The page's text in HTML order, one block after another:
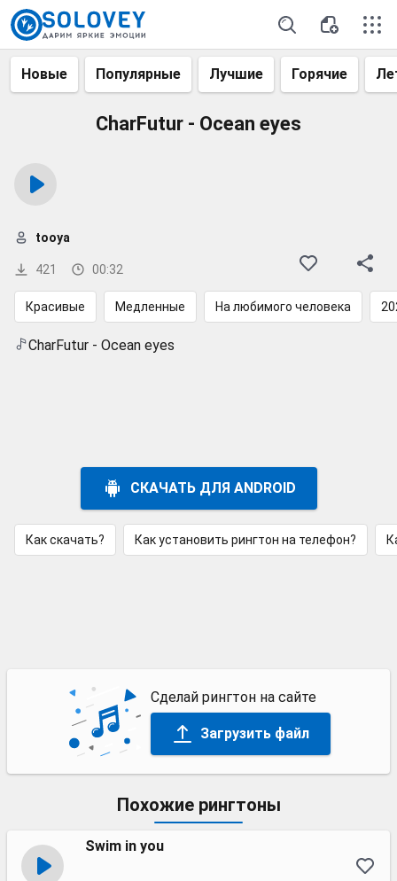
Новые Популярные Лучшие Горячие
CharFutur - Ocean eyes
421 00:32
tooya
Красивые Медленные На любимого человека
CharFutur - Ocean eyes
СКАЧАТЬ ДЛЯ ANDROID
Как скачать? Как установить рингтон на телефон?
Сделай рингтон на сайте
Загрузить файл
Похожие рингтоны
Swim in you